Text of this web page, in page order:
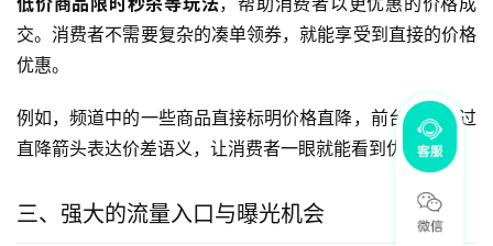
交。消费者不需要复杂的凑单领券，就能享受到直接的价格
优惠。
例如，频道中的一些商品直接标明价格直降，前台导购通过
直降箭头表达价差语义，让消费者一眼就能看到优惠力度。
三、强大的流量入口与曝光机会